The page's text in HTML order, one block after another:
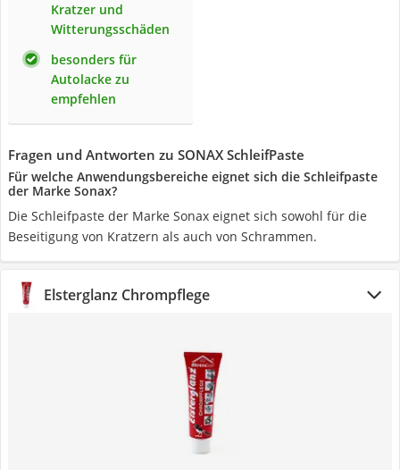
Kratzer und
Witterungsschäden
besonders für
Autolacke zu
empfehlen
Fragen und Antworten zu SONAX SchleifPaste
Für welche Anwendungsbereiche eignet sich die Schleifpaste
der Marke Sonax?
Die Schleifpaste der Marke Sonax eignet sich sowohl für die
Beseitigung von Kratzern als auch von Schrammen.
Elsterglanz Chrompflege